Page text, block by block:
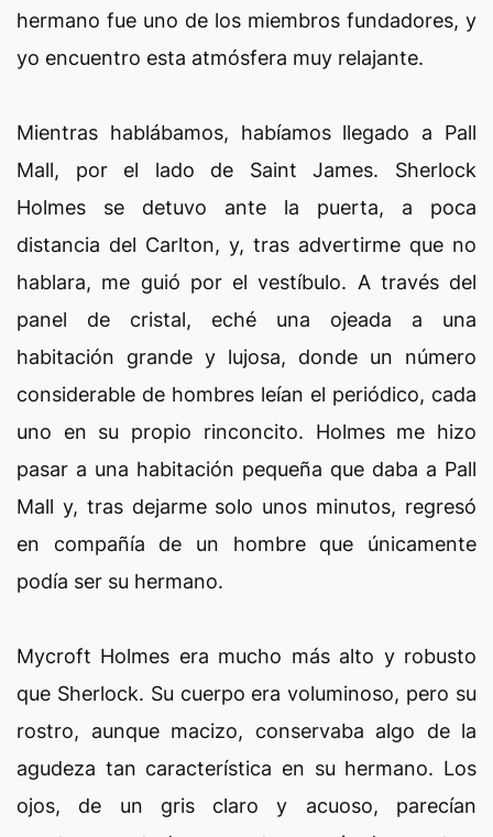
hermano fue uno de los miembros fundadores, y
yo encuentro esta atmósfera muy relajante.
Mientras hablábamos, habíamos llegado a Pall
Mall, por el lado de Saint James. Sherlock
Holmes se detuvo ante la puerta, a poca
distancia del Carlton, y, tras advertirme que no
hablara, me guió por el vestíbulo. A través del
panel de cristal, eché una ojeada a una
habitación grande y lujosa, donde un número
considerable de hombres leían el periódico, cada
uno en su propio rinconcito. Holmes me hizo
pasar a una habitación pequeña que daba a Pall
Mall y, tras dejarme solo unos minutos, regresó
en compañía de un hombre que únicamente
podía ser su hermano.
Mycroft Holmes era mucho más alto y robusto
que Sherlock. Su cuerpo era voluminoso, pero su
rostro, aunque macizo, conservaba algo de la
agudeza tan característica en su hermano. Los
ojos, de un gris claro y acuoso, parecían